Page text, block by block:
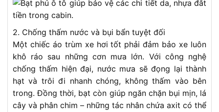
2. Chống thấm nước và bụi bẩn tuyệt đối
Một chiếc áo trùm xe hơi tốt phải đảm bảo xe luôn
khô ráo sau những cơn mưa lớn. Với công nghệ
chống thấm hiện đại, nước mưa sẽ đọng lại thành
hạt và trôi đi nhanh chóng, không thấm vào bên
trong. Đồng thời, bạt còn giúp ngăn chặn bụi mịn, lá
cây và phân chim – những tác nhân chứa axit có thể